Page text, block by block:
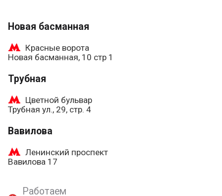
Новая басманная
Красные ворота
Новая басманная, 10 стр 1
Трубная
Цветной бульвар
Трубная ул., 29, стр. 4
Вавилова
Ленинский проспект
Вавилова 17
Работаем